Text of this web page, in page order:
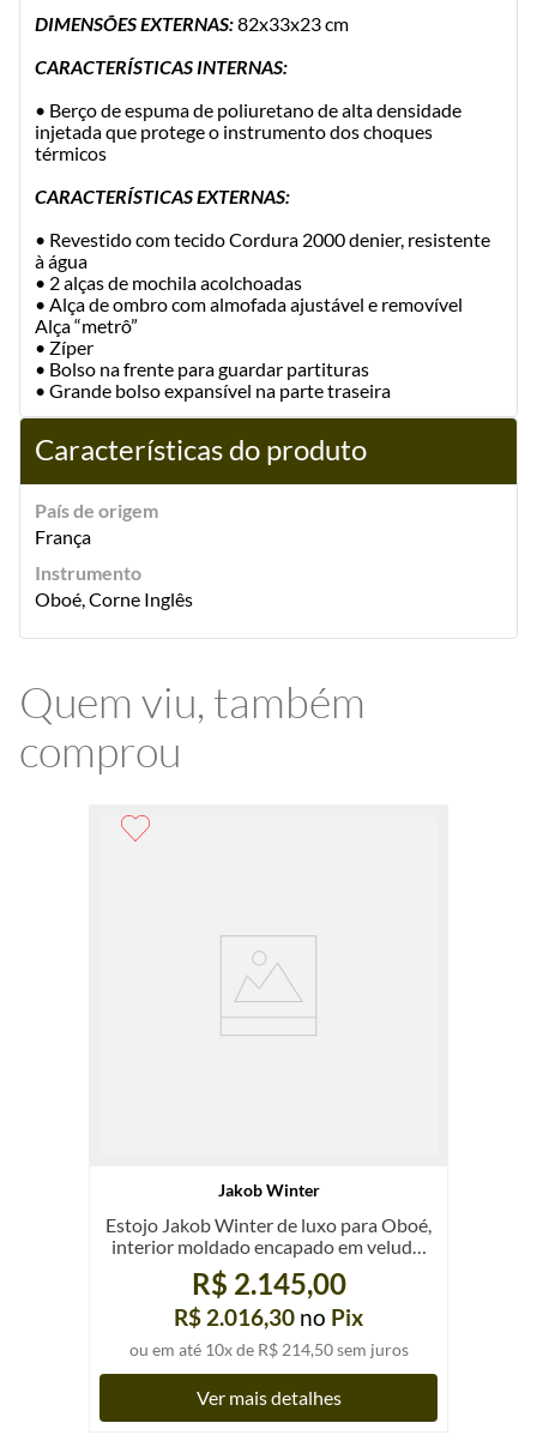
DIMENSÕES EXTERNAS:82x33x23 cm
CARACTERÍSTICAS INTERNAS:
• Berço de espuma de poliuretano de alta densidade
injetada que protege o instrumento dos choques
térmicos
CARACTERÍSTICAS EXTERNAS:
• Revestido com tecido Cordura 2000 denier, resistente
à água
• 2 alças de mochila acolchoadas
• Alça de ombro com almofada ajustável e removível
Alça “metrô”
• Zíper
• Bolso na frente para guardar partituras
• Grande bolso expansível na parte traseira
Características do produto
País de origem
França
Instrumento
Oboé, Corne Inglês
Quem viu, também
comprou
Jakob Winter
Estojo Jakob Winter de luxo para Oboé,
interior moldado encapado em veludo,
R$ 2.145,00
R$ 2.016,30 no Pix
ou em até 10x de R$ 214,50sem juros
Ver mais detalhes